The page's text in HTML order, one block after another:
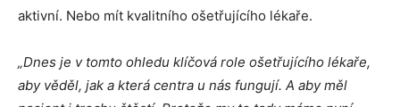
aktivní. Nebo mít kvalitního ošetřujícího lékaře.
„Dnes je v tomto ohledu klíčová role ošetřujícího lékaře,
aby věděl, jak a která centra u nás fungují. A aby měl